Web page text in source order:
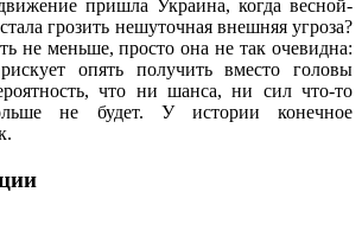
пришла Украина, когда весной-
грозить нешуточная внешняя угроза?
не меньше, просто она не так очевидна:
опять получить вместо головы
что ни шанса, ни сил что-то
не будет. У истории конечное